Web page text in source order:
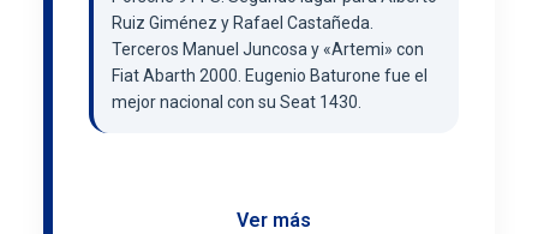
Ruiz Giménez y Rafael Castañeda.
Terceros Manuel Juncosa y «Artemi» con
Fiat Abarth 2000. Eugenio Baturone fue el
mejor nacional con su Seat 1430.
Ver más